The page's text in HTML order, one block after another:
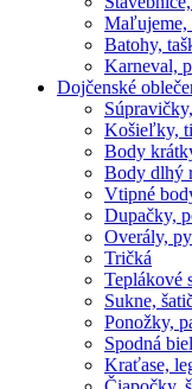
Maľujeme,
Batohy,
Karneval,
Dojčenské
Košieľky,
Body
Body dlhý
Vtipné
Dupačky,
Overály,
Tričká
Teplákové
Sukne,
Ponožky,
Spodná
Kraťase,